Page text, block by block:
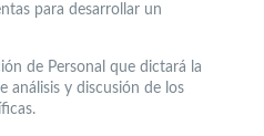
para desarrollar un
de Personal que dictará la
análisis y discusión de los